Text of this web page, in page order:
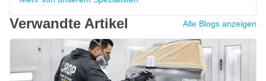
Verwandte Artikel Alle Blogs anzeigen